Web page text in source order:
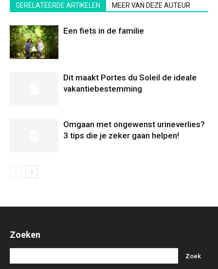
GERELATEERDE ARTIKELEN MEER VAN DEZE AUTEUR
Een fiets in de familie
Dit maakt Portes du Soleil de ideale
vakantiebestemming
Omgaan met ongewenst urineverlies?
3 tips die je zeker gaan helpen!
Zoeken